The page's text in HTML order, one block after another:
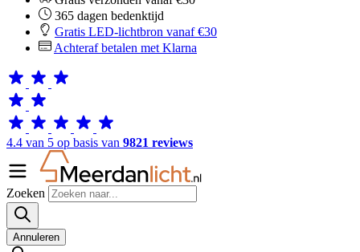
365 dagen bedenktijd
Gratis LED-lichtbron vanaf €30
Achteraf betalen met Klarna
4.4 van 5 op basis van 9821 reviews
Zoeken
Annuleren